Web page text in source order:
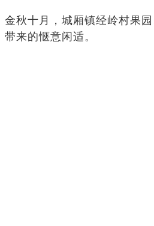
金秋十月，城厢镇经岭村果
带来的惬意闲适。